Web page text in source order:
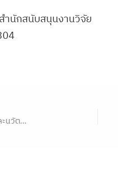
ำนักสนับสนุนงานวิจัย
ขอเชิญนักวิจัยพระจอมเกล้าลาดกระบัง ส่งข้อเสนอการวิจัยและนวัตกรรม เพื่อขอรับทุนสนับสนุนจากสำนักงานการวิจัยแห่งชาติ (วช.) ประจำปีงบประมาณ 2570